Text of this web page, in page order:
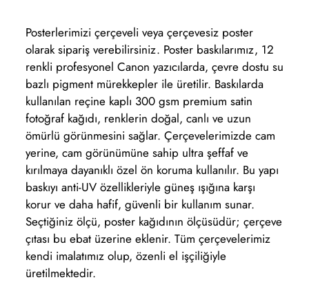
Posterlerimizi çerçeveli veya çerçevesiz poster
olarak sipariş verebilirsiniz. Poster baskılarımız, 12
renkli profesyonel Canon yazıcılarda, çevre dostu su
bazlı pigment mürekkepler ile üretilir. Baskılarda
kullanılan reçine kaplı 300 gsm premium satin
fotoğraf kağıdı, renklerin doğal, canlı ve uzun
ömürlü görünmesini sağlar. Çerçevelerimizde cam
yerine, cam görünümüne sahip ultra şeffaf ve
kırılmaya dayanıklı özel ön koruma kullanılır. Bu yapı
baskıyı anti-UV özellikleriyle güneş ışığına karşı
korur ve daha hafif, güvenli bir kullanım sunar.
Seçtiğiniz ölçü, poster kağıdının ölçüsüdür; çerçeve
çıtası bu ebat üzerine eklenir. Tüm çerçevelerimiz
kendi imalatımız olup, özenli el işçiliğiyle
üretilmektedir.